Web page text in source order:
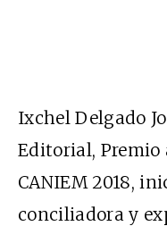
Ixchel Delgado
Editorial,
CANIEM 2018,
conciliadora y